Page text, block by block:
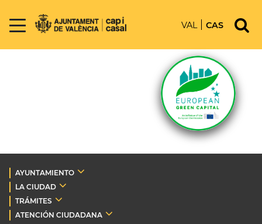
VAL CAS
AYUNTAMIENTO
LA CIUDAD
TRÁMITES
ATENCIÓN CIUDADANA